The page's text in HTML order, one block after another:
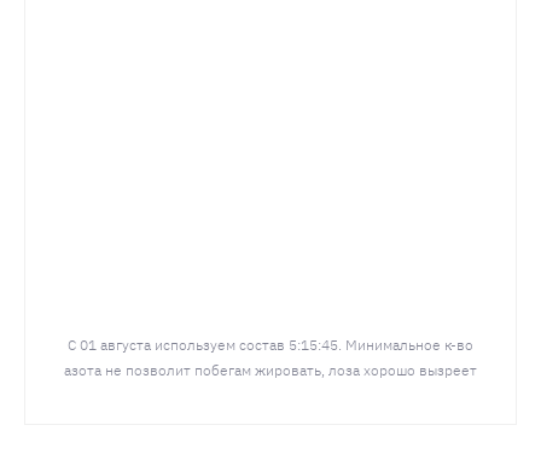
С 01 августа используем состав 5:15:45. Минимальное к-во
азота не позволит побегам жировать, лоза хорошо вызреет